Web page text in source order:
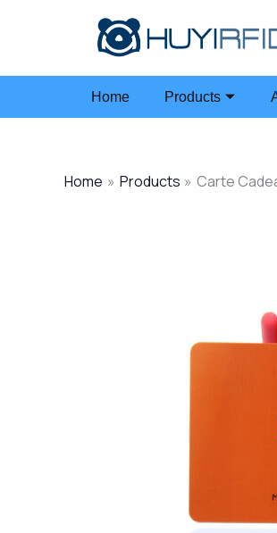
Home Products
Home Products Carte